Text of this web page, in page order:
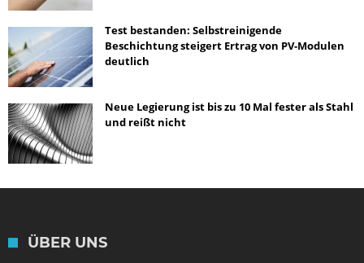
Test bestanden: Selbstreinigende
Beschichtung steigert Ertrag von PV-Modulen
deutlich
Neue Legierung ist bis zu 10 Mal fester als Stahl
und reißt nicht
ÜBER UNS